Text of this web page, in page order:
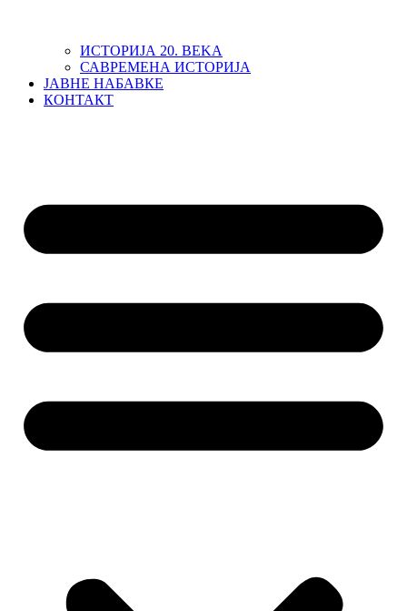
ИСТОРИЈА 20. ВЕKА
САВРЕМЕНА ИСТОРИЈА
ЈАВНЕ НАБАВКЕ
КОНТАКТ